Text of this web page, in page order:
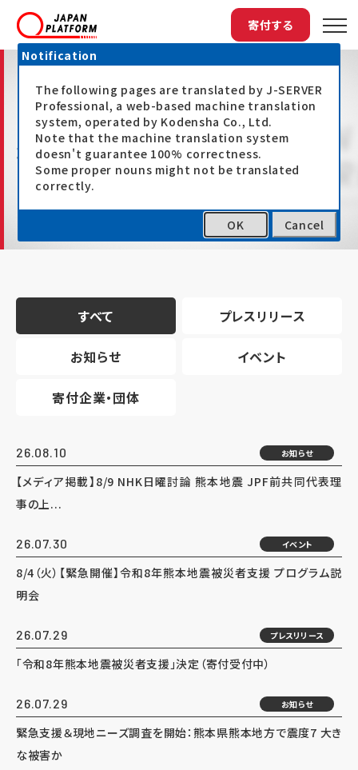
寄付する
最新情報
すべて プレスリリース
お知らせ イベント
寄付企業・団体
26.08.10 お知らせ
【メディア掲載】8/9 NHK日曜討論 熊本地震 JPF前共同代表理
事の上...
26.07.30 イベント
8/4（火）【緊急開催】令和8年熊本地震被災者支援 プログラム説
明会
26.07.29 プレスリリース
「令和8年熊本地震被災者支援」決定（寄付受付中）
26.07.29 お知らせ
緊急支援＆現地ニーズ調査を開始：熊本県熊本地方で震度7 大き
な被害か
Notification
The following pages are translated by J-SERVER
Professional, a web-based machine translation
system, operated by Kodensha Co., Ltd.
Note that the machine translation system
doesn't guarantee 100% correctness.
Some proper nouns might not be translated
correctly.
OK Cancel